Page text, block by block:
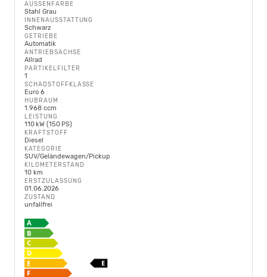
AUSSENFARBE
Stahl Grau
INNENAUSSTATTUNG
Schwarz
GETRIEBE
Automatik
ANTRIEBSACHSE
Allrad
PARTIKELFILTER
1
SCHADSTOFFKLASSE
Euro 6
HUBRAUM
1.968 ccm
LEISTUNG
110 kW (150 PS)
KRAFTSTOFF
Diesel
KATEGORIE
SUV/Geländewagen/Pickup
KILOMETERSTAND
10 km
ERSTZULASSUNG
01.06.2026
ZUSTAND
unfallfrei